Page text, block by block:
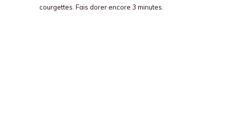
courgettes. Fais dorer encore 3 minutes.